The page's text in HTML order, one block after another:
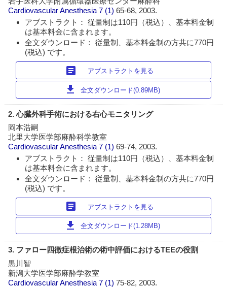
Cardiovascular Anesthesia 7 (1)65-68, 2003.
アブストラクト： 従量制は110円（税込）、基本料金制
は基本料金に含まれます。
全文ダウンロード： 従量制、基本料金制の方共に770円
(税込) です。
article アブストラクトを見る
download 全文ダウンロード(0.89MB)
2. 心臓外科手術における右心モニタリング
岡本浩嗣
北里大学医学部麻酔科学教室
Cardiovascular Anesthesia 7 (1)69-74, 2003.
アブストラクト： 従量制は110円（税込）、基本料金制
は基本料金に含まれます。
全文ダウンロード： 従量制、基本料金制の方共に770円
(税込) です。
article アブストラクトを見る
download 全文ダウンロード(1.28MB)
3. ファロー四徴症根治術の術中評価におけるTEEの役割
黒川智
新潟大学医学部麻酔学教室
Cardiovascular Anesthesia 7 (1)75-82, 2003.